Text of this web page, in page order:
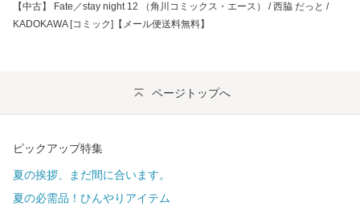
【中古】 Fate／stay night 12 （角川コミックス・エース） / 西脇 だっと /
KADOKAWA [コミック]【メール便送料無料】
ページトップへ
ピックアップ特集
夏の挨拶、まだ間に合います。
夏の必需品！ひんやりアイテム